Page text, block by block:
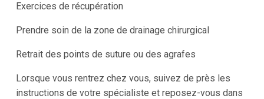
Exercices de récupération
Prendre soin de la zone de drainage chirurgical
Retrait des points de suture ou des agrafes
Lorsque vous rentrez chez vous, suivez de près les
instructions de votre spécialiste et reposez-vous dans